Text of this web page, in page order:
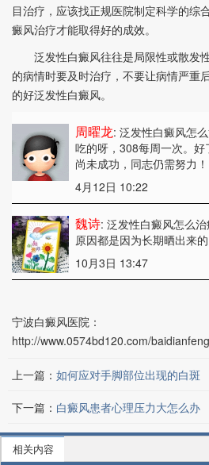
目治疗，应该找正规医院制定科学的综
癜风治疗才能取得好的成效。
泛发性白癜风往往是局限性或散发
的病情时要及时治疗，不要让病情严重
的好泛发性白癜风。
周曜龙: 泛发性白癜风怎
吃的呀，308每周一次。
尚未成功，同志仍需努力！
4月12日 10:22
魏诗: 泛发性白癜风怎么
原因都是因为长期晒出来的
10月3日 13:47
宁波白癜风医院：
http://www.0574bd120.com/
上一篇： 如何应对手脚部位出现的白斑
下一篇： 白癜风患者心理压力大怎么办
相关内容